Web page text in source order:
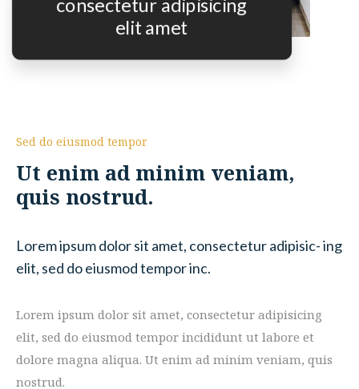
elit amet
Sed do eiusmod tempor
Ut enim ad minim veniam,
quis nostrud.
Lorem ipsum dolor sit amet, consectetur adipisic- ing
elit, sed do eiusmod tempor inc.
Lorem ipsum dolor sit amet, consectetur adipisicing
elit, sed do eiusmod tempor incididunt ut labore et
dolore magna aliqua. Ut enim ad minim veniam, quis
nostrud.